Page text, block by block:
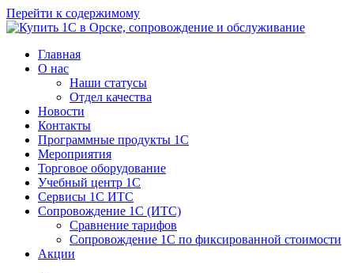
Перейти к содержимому
Главная
О нас
Наши статусы
Отдел качества
Новости
Контакты
Программные продукты 1C
Мероприятия
Торговое оборудование
Учебный центр 1C
Сервисы 1C ИТС
Сопровождение 1С (ИТС)
Сравнение тарифов
Сопровождение 1С по фиксированной стоимости
Акции